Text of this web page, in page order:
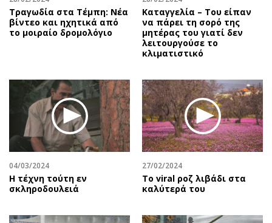
Τραγωδία στα Τέμπη: Νέα
βίντεο και ηχητικά από
το μοιραίο δρομολόγιο
Καταγγελία – Του είπαν
να πάρει τη σορό της
μητέρας του γιατί δεν
λειτουργούσε το
κλιματιστικό
04/03/2024
Η τέχνη τούτη εν
σκληροδουλειά
27/02/2024
Το viral ροζ λιβάδι στα
καλύτερά του